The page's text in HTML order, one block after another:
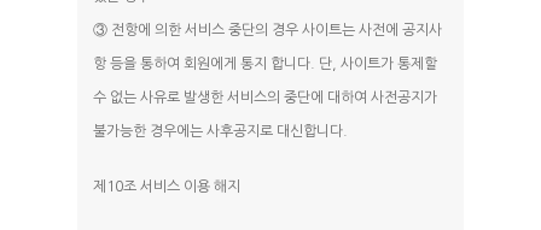
③ 전항에 의한 서비스 중단의 경우 사이트는 사전에 공지사
항 등을 통하여 회원에게 통지 합니다. 단, 사이트가 통제할
수 없는 사유로 발생한 서비스의 중단에 대하여 사전공지가
불가능한 경우에는 사후공지로 대신합니다.
제10조 서비스 이용 해지